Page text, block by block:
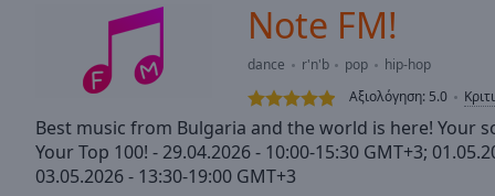
TypeLIVE
Seek to
live,
currently
Note FM!
dance r'n'b pop
hip-hop
Αξιολόγηση: 5.0
Best music from Bulgaria and the world is here! Your
Your Top 100! - 29.04.2026 - 10:00-15:30 GMT+3;
03.05.2026 - 13:30-19:00 GMT+3